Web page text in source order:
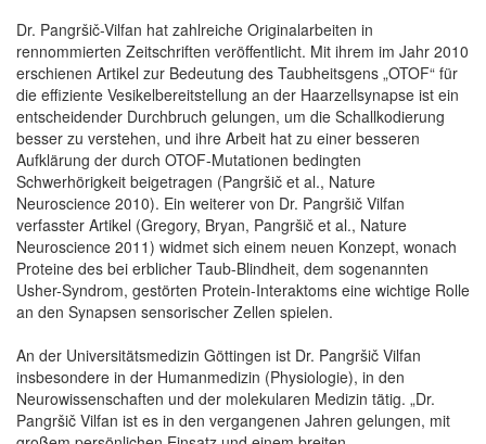
Dr. Pangršič-Vilfan hat zahlreiche Originalarbeiten in
rennommierten Zeitschriften veröffentlicht. Mit ihrem im Jahr 2010
erschienen Artikel zur Bedeutung des Taubheitsgens „OTOF“ für
die effiziente Vesikelbereitstellung an der Haarzellsynapse ist ein
entscheidender Durchbruch gelungen, um die Schallkodierung
besser zu verstehen, und ihre Arbeit hat zu einer besseren
Aufklärung der durch OTOF-Mutationen bedingten
Schwerhörigkeit beigetragen (Pangršič et al., Nature
Neuroscience 2010). Ein weiterer von Dr. Pangršič Vilfan
verfasster Artikel (Gregory, Bryan, Pangršič et al., Nature
Neuroscience 2011) widmet sich einem neuen Konzept, wonach
Proteine des bei erblicher Taub-Blindheit, dem sogenannten
Usher-Syndrom, gestörten Protein-Interaktoms eine wichtige Rolle
an den Synapsen sensorischer Zellen spielen.
An der Universitätsmedizin Göttingen ist Dr. Pangršič Vilfan
insbesondere in der Humanmedizin (Physiologie), in den
Neurowissenschaften und der molekularen Medizin tätig. „Dr.
Pangršič Vilfan ist es in den vergangenen Jahren gelungen, mit